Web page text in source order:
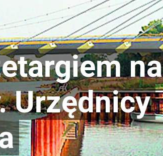
na
Urzędnicy